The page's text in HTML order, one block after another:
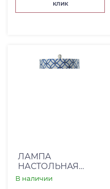
клик
ЛАМПА
НАСТОЛЬНАЯ
STYLECRAFT (00-
В наличии